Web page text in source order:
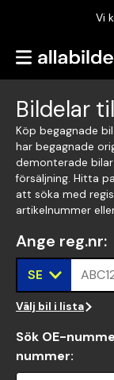
Vi
Bildelar
Köp begagnade
har begagnade
demonterade
försäljning. Hitta
att söka med
artikelnummer
Ange reg.nr:
SE
Välj bil i lista
Sök OE-
nummer: